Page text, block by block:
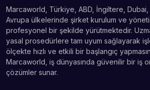
Marcaworld, Türkiye, ABD, İngiltere,
Avrupa ülkelerinde şirket kurulum ve
profesyonel bir şekilde yürütmektedir.
yasal prosedürlere tam uyum sağlayarak
ölçekte hızlı ve etkili bir başlangıç
Marcaworld, iş dünyasında güvenilir bir iş
çözümler sunar.